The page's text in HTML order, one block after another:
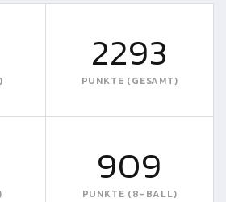
2293
PUNKTE (GESAMT)
909
PUNKTE (8-BALL)